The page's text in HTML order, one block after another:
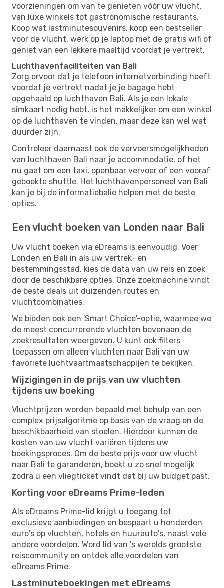
voorzieningen om van te genieten vóór uw vlucht,
van luxe winkels tot gastronomische restaurants.
Koop wat lastminutesouvenirs, koop een bestseller
voor de vlucht, werk op je laptop met de gratis wifi of
geniet van een lekkere maaltijd voordat je vertrekt.
Luchthavenfaciliteiten van Bali
Zorg ervoor dat je telefoon internetverbinding heeft
voordat je vertrekt nadat je je bagage hebt
opgehaald op luchthaven Bali. Als je een lokale
simkaart nodig hebt, is het makkelijker om een ​​winkel
op de luchthaven te vinden, maar deze kan wel wat
duurder zijn.
Controleer daarnaast ook de vervoersmogelijkheden
van luchthaven Bali naar je accommodatie, of het
nu gaat om een ​​taxi, openbaar vervoer of een vooraf
geboekte shuttle. Het luchthavenpersoneel van Bali
kan je bij de informatiebalie helpen met de beste
opties.
Een vlucht boeken van Londen naar Bali
Uw vlucht boeken via eDreams is eenvoudig. Voer
Londen en Bali in als uw vertrek- en
bestemmingsstad, kies de data van uw reis en zoek
door de beschikbare opties. Onze zoekmachine vindt
de beste deals uit duizenden routes en
vluchtcombinaties.
We bieden ook een 'Smart Choice'-optie, waarmee we
de meest concurrerende vluchten bovenaan de
zoekresultaten weergeven. U kunt ook filters
toepassen om alleen vluchten naar Bali van uw
favoriete luchtvaartmaatschappijen te bekijken.
Wijzigingen in de prijs van uw vluchten
tijdens uw boeking
Vluchtprijzen worden bepaald met behulp van een
complex prijsalgoritme op basis van de vraag en de
beschikbaarheid van stoelen. Hierdoor kunnen de
kosten van uw vlucht variëren tijdens uw
boekingsproces. Om de beste prijs voor uw vlucht
naar Bali te garanderen, boekt u zo snel mogelijk
zodra u een vliegticket vindt dat bij uw budget past.
Korting voor eDreams Prime-leden
Als eDreams Prime-lid krijgt u toegang tot
exclusieve aanbiedingen en bespaart u honderden
euro's op vluchten, hotels en huurauto's, naast vele
andere voordelen. Word lid van 's werelds grootste
reiscommunity en ontdek alle voordelen van
eDreams Prime.
Lastminuteboekingen met eDreams